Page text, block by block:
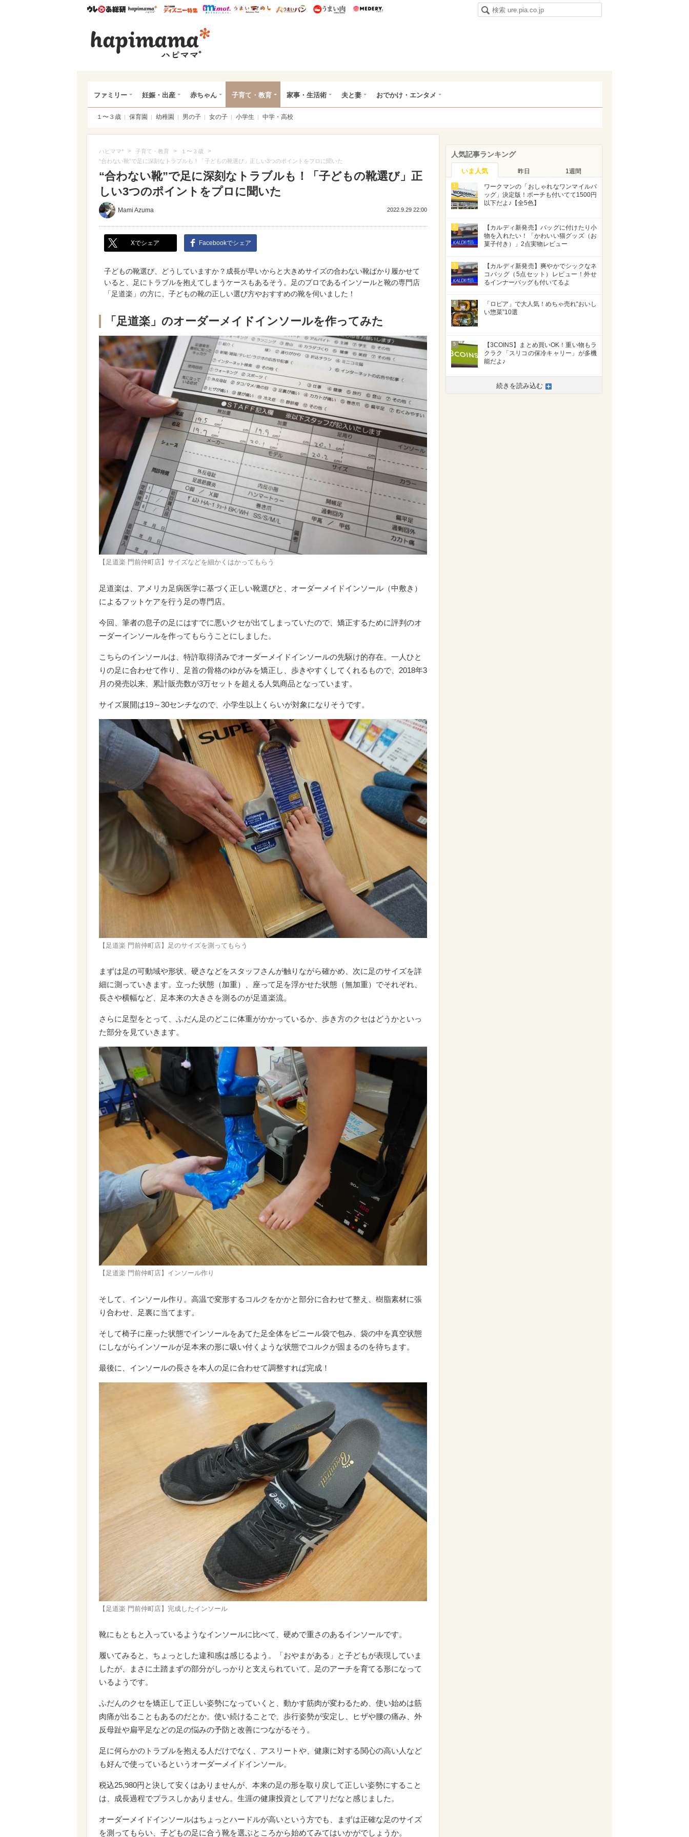
ウレぴあ総研ハピママ* ウレぴあ総研 ディズニー特集
mimot. うまいめし うまいパン うまい肉
ファミリー 妊娠・出産 赤ちゃん 子育て・教育 家事・生活術 夫と妻 おでかけ・エンタメ
１〜３歳 保育園 幼稚園 男の子 女の子 小学生 中学・高校
ハピママ* > 子育て・教育 > １〜３歳 >
“合わない靴”で足に深刻なトラブルも！「子どもの靴選び」正しい3つのポイントをプロに聞いた
“合わない靴”で足に深刻なトラブルも！「子どもの靴選び」正
しい3つのポイントをプロに聞いた
Mami Azuma 2022.9.29 22:00
Xでシェア Facebookでシェア
子どもの靴選び、どうしていますか？成長が早いからと大きめサイズの合わない靴ばかり履かせて
いると、足にトラブルを抱えてしまうケースもあるそう。足のプロであるインソールと靴の専門店
「足道楽」の方に、子どもの靴の正しい選び方やおすすめの靴を伺いました！
「足道楽」のオーダーメイドインソールを作ってみた
【足道楽 門前仲町店】サイズなどを細かくはかってもらう
足道楽は、アメリカ足病医学に基づく正しい靴選びと、オーダーメイドインソール（中敷き）
によるフットケアを行う足の専門店。
今回、筆者の息子の足にはすでに悪いクセが出てしまっていたので、矯正するために評判のオ
ーダーインソールを作ってもらうことにしました。
こちらのインソールは、特許取得済みでオーダーメイドインソールの先駆け的存在。一人ひと
りの足に合わせて作り、足首の骨格のゆがみを矯正し、歩きやすくしてくれるもので、2018年3
月の発売以来、累計販売数が3万セットを超える人気商品となっています。
サイズ展開は19～30センチなので、小学生以上くらいが対象になりそうです。
【足道楽 門前仲町店】足のサイズを測ってもらう
まずは足の可動域や形状、硬さなどをスタッフさんが触りながら確かめ、次に足のサイズを詳
細に測っていきます。立った状態（加重）、座って足を浮かせた状態（無加重）でそれぞれ、
長さや横幅など、足本来の大きさを測るのが足道楽流。
さらに足型をとって、ふだん足のどこに体重がかかっているか、歩き方のクセはどうかといっ
た部分を見ていきます。
【足道楽 門前仲町店】インソール作り
そして、インソール作り。高温で変形するコルクをかかと部分に合わせて整え、樹脂素材に張
り合わせ、足裏に当てます。
そして椅子に座った状態でインソールをあてた足全体をビニール袋で包み、袋の中を真空状態
にしながらインソールが足本来の形に吸い付くような状態でコルクが固まるのを待ちます。
最後に、インソールの長さを本人の足に合わせて調整すれば完成！
【足道楽 門前仲町店】完成したインソール
靴にもともと入っているようなインソールに比べて、硬めで重さのあるインソールです。
履いてみると、ちょっとした違和感は感じるよう。「おやまがある」と子どもが表現していま
したが、まさに土踏まずの部分がしっかりと支えられていて、足のアーチを育てる形になって
いるようです。
ふだんのクセを矯正して正しい姿勢になっていくと、動かす筋肉が変わるため、使い始めは筋
肉痛が出ることもあるのだとか。使い続けることで、歩行姿勢が安定し、ヒザや腰の痛み、外
反母趾や扁平足などの足の悩みの予防と改善につながるそう。
足に何らかのトラブルを抱える人だけでなく、アスリートや、健康に対する関心の高い人など
も好んで使っているというオーダーメイドインソール。
税込25,980円と決して安くはありませんが、本来の足の形を取り戻して正しい姿勢にすること
は、成長過程でプラスしかありません。生涯の健康投資としてアリだなと感じました。
オーダーメイドインソールはちょっとハードルが高いという方でも、まずは正確な足のサイズ
を測ってもらい、子どもの足に合う靴を選ぶところから始めてみてはいかがでしょうか。
人気記事ランキング
いま人気 昨日 1週間
1
ワークマンの「おしゃれなワンマイルバ
ッグ」決定版！ポーチも付いてて1500円
以下だよ♪【全5色】
2
【カルディ新発売】バッグに付けたり小
物を入れたい！「かわいい猫グッズ（お
菓子付き）」2点実物レビュー
3
【カルディ新発売】爽やかでシックなネ
コバッグ（5点セット）レビュー！外せ
るインナーバッグも付いてるよ
4
「ロピア」で大人気！めちゃ売れ“おいし
い惣菜”10選
5
【3COINS】まとめ買いOK！重い物もラ
クラク「スリコの保冷キャリー」が多機
能だよ♪
続きを読み込む